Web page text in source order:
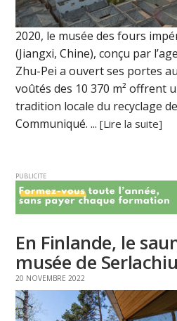
2020, le musée des fours
(Jiangxi, Chine), conçu par
Zhu-Pei a ouvert ses portes
voûtés des 10 370 m² offrent
tradition locale du recyclage
Communiqué. ...[Lire la suite]
PUBLICITE
En Finlande, le
musée de
20 NOVEMBRE 2022